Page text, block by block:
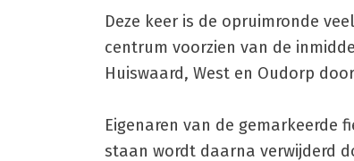
Deze keer is de opruimronde
centrum voorzien van de
Huiswaard, West en Oudorp
Eigenaren van de gemarkeerde
staan wordt daarna verwijderd